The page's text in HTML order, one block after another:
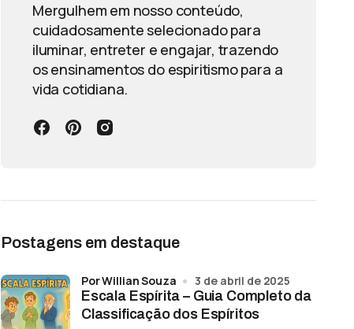
Mergulhem em nosso conteúdo,
cuidadosamente selecionado para
iluminar, entreter e engajar, trazendo
os ensinamentos do espiritismo para a
vida cotidiana.
Postagens em destaque
Escala Espírita – Guia Completo da
Classificação dos Espíritos
por Willian Souza 3 de abril de 2025